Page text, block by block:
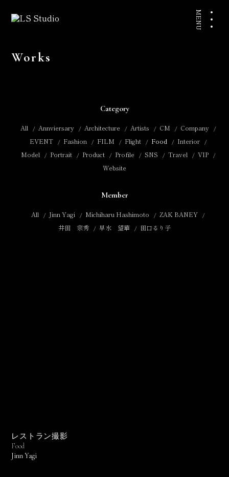
Works
Category
All Annviersary Architecture Artists CM
Company
EVENT
Fashion FILM Flight Food
Interior
Model
Portrait Product Profile SNS Travel
VIP
Website
Member
All Jinn Yagi Michiharu Hashimoto
ZAK BANEY
井田 宗秀
早水 望華 田口るり子
レストラン撮影
Food
Jinn Yagi